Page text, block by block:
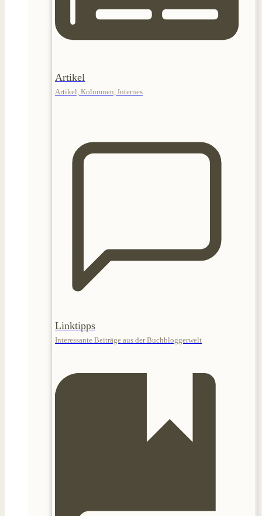
Artikel
Artikel, Kolumnen, Internes
Linktipps
Interessante Beiträge aus der Buchbloggerwelt